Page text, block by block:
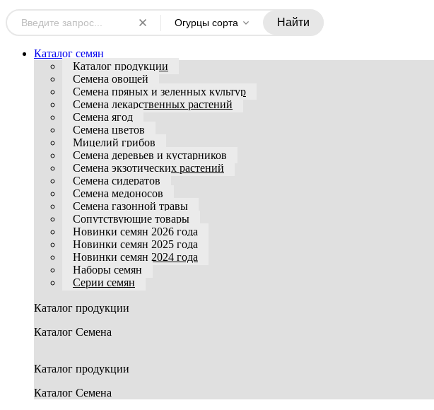
Огурцы сорта Найти
Каталог семян
Каталог продукции
Семена овощей
Семена пряных и зеленных культур
Семена лекарственных растений
Семена ягод
Семена цветов
Мицелий грибов
Семена деревьев и кустарников
Семена экзотических растений
Семена сидератов
Семена медоносов
Семена газонной травы
Сопутствующие товары
Новинки семян 2026 года
Новинки семян 2025 года
Новинки семян 2024 года
Наборы семян
Серии семян
Каталог продукции
Каталог Семена
Каталог продукции
Каталог Семена